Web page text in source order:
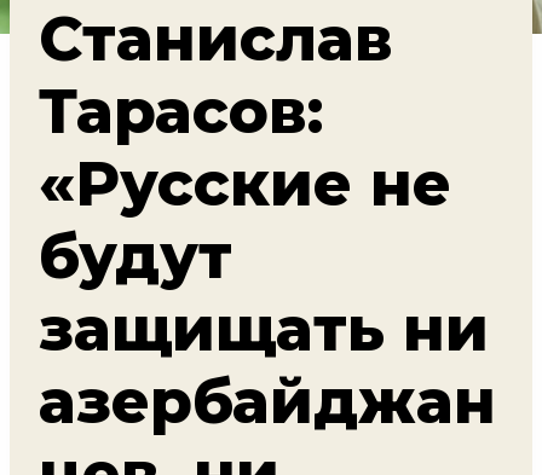
Станислав
Тарасов:
«Русские не
будут
защищать ни
азербайджан